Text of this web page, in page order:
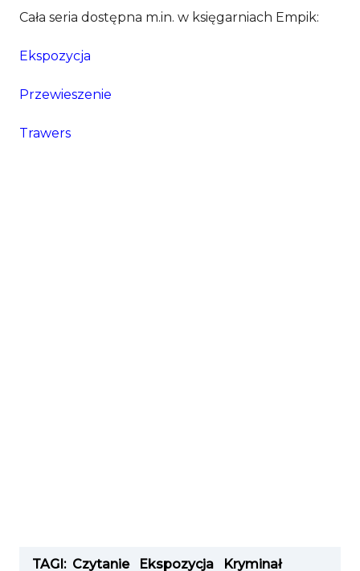
Cała seria dostępna m.in. w księgarniach Empik:
Ekspozycja
Przewieszenie
Trawers
TAGI: Czytanie Ekspozycja
Kryminał